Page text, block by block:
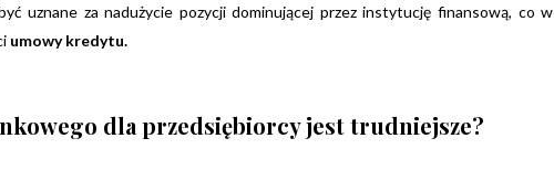
uznane za nadużycie pozycji dominującej przez instytucję finansową, co w
umowy kredytu.
dla przedsiębiorcy jest trudniejsze?